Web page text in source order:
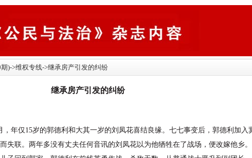
)->维权专线->继承房产引发的纠纷
继承房产引发的纠纷
仅15岁的郭德利和大其一岁的刘凤花喜结良缘。七七事变后，郭德利加入
失联。两年多没有丈夫任何音讯的刘凤花以为他牺牲在了战场，便改嫁他乡